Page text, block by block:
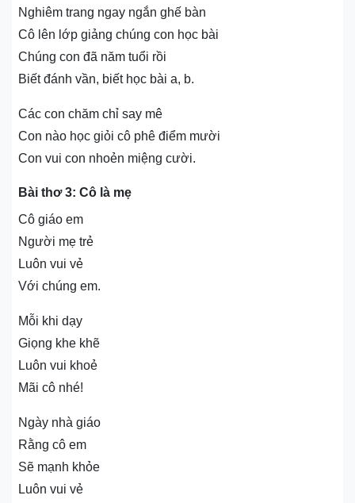
Nghiêm trang ngay ngắn ghế bàn
Cô lên lớp giảng chúng con học bài
Chúng con đã năm tuổi rồi
Biết đánh vần, biết học bài a, b.
Các con chăm chỉ say mê
Con nào học giỏi cô phê điểm mười
Con vui con nhoẻn miệng cười.
Bài thơ 3: Cô là mẹ
Cô giáo em
Người mẹ trẻ
Luôn vui vẻ
Với chúng em.
Mỗi khi dạy
Giọng khe khẽ
Luôn vui khoẻ
Mãi cô nhé!
Ngày nhà giáo
Rằng cô em
Sẽ mạnh khỏe
Luôn vui vẻ